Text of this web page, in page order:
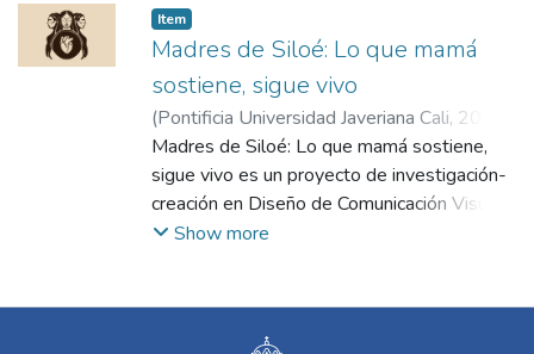
espacio multifuncional que integre
actividades artísticas, educativas y
culturales, permitiendo la participación activa
de los habitantes en la creación de su
patrimonio. Incorporando un enfoque
bioclimático, el diseño prioriza la eficiencia
energética y el uso de materiales locales,
garantizando un espacio que respete el
entorno natural. La metodología del
comunidad a través de talleres y consultas,
asegurando que sus necesidades se vean
Item
Madres de Siloé: Lo que mamá
sostiene, sigue vivo
(Pontificia Universidad Javeriana Cali, 2026
Roa Guerrero, Mariana;Quintero Ospino,
Alioka Itaré
Madres de Siloé: Lo que mamá sostiene,
sigue vivo es un proyecto de investigación-
creación en Diseño de Comunicación Visual
que visibiliza y dignifica la identidad de tres
en el barrio Siloé. El proyecto parte de un
Show more